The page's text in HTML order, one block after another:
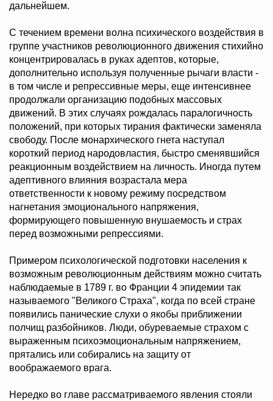
дальнейшем.
С течением времени волна психического воздействия в
группе участников революционного движения стихийно
концентрировалась в руках адептов, которые,
дополнительно используя полученные рычаги власти -
в том числе и репрессивные меры, еще интенсивнее
продолжали организацию подобных массовых
движений. В этих случаях рождалась паралогичность
положений, при которых тирания фактически заменяла
свободу. После монархического гнета наступал
короткий период народовластия, быстро сменявшийся
реакционным воздействием на личность. Иногда путем
адептивного влияния возрастала мера
ответственности к новому режиму посредством
нагнетания эмоционального напряжения,
формирующего повышенную внушаемость и страх
перед возможными репрессиями.
Примером психологической подготовки населения к
возможным революционным действиям можно считать
наблюдаемые в 1789 г. во Франции 4 эпидемии так
называемого "Великого Страха", когда по всей стране
появились панические слухи о якобы приближении
полчищ разбойников. Люди, обуреваемые страхом с
выраженным психоэмоциональным напряжением,
прятались или собирались на защиту от
воображаемого врага.
Нередко во главе рассматриваемого явления стояли